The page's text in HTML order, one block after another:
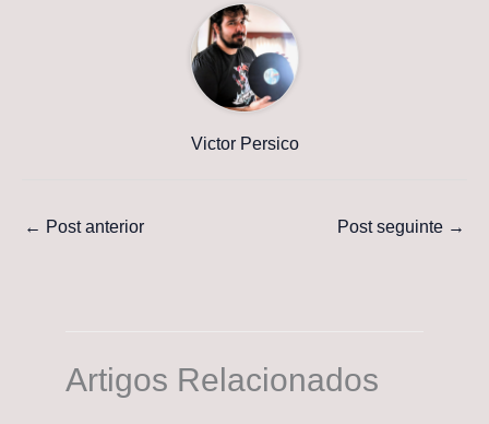
Victor Persico
← Post anterior Post seguinte →
Artigos Relacionados